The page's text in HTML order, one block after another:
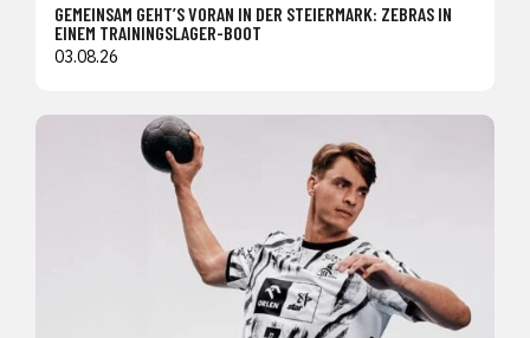
GEMEINSAM GEHT’S VORAN IN DER STEIERMARK: ZEBRAS IN
EINEM TRAININGSLAGER-BOOT
03.08.26